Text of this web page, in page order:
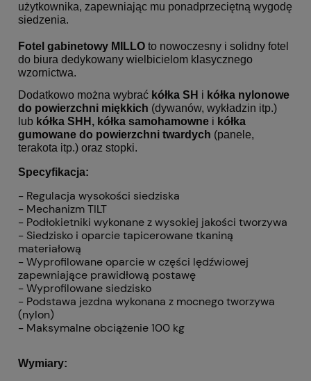
użytkownika, zapewniając mu ponadprzeciętną wygodę
siedzenia.
Fotel gabinetowy MILLO to nowoczesny i solidny fotel
do biura dedykowany wielbicielom klasycznego
wzornictwa.
Dodatkowo można wybrać kółka SH i kółka nylonowe
do powierzchni miękkich (dywanów, wykładzin itp.)
lub kółka SHH, kółka samohamowne i kółka
gumowane do powierzchni twardych (panele,
terakota itp.) oraz stopki.
Specyfikacja:
- Regulacja wysokości siedziska
- Mechanizm TILT
- Podłokietniki wykonane z wysokiej jakości tworzywa
- Siedzisko i oparcie tapicerowane tkaniną
materiałową
- Wyprofilowane oparcie w części lędźwiowej
zapewniające prawidłową postawę
- Wyprofilowane siedzisko
- Podstawa jezdna wykonana z mocnego tworzywa
(nylon)
- Maksymalne obciążenie 100 kg
Wymiary: